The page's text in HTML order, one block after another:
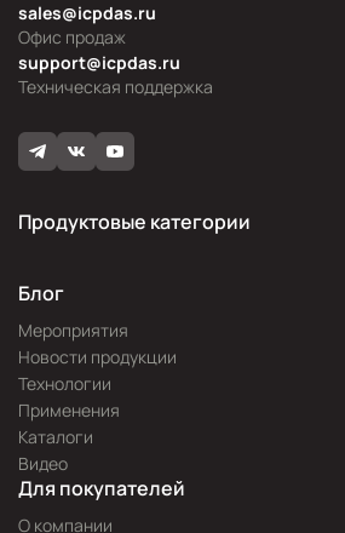
Офис продаж
sales@icpdas.ru
Техническая поддержка
support@icpdas.ru
Продуктовые категории
Блог
Мероприятия
Новости продукции
Технологии
Применения
Каталоги
Видео
Для покупателей
О компании